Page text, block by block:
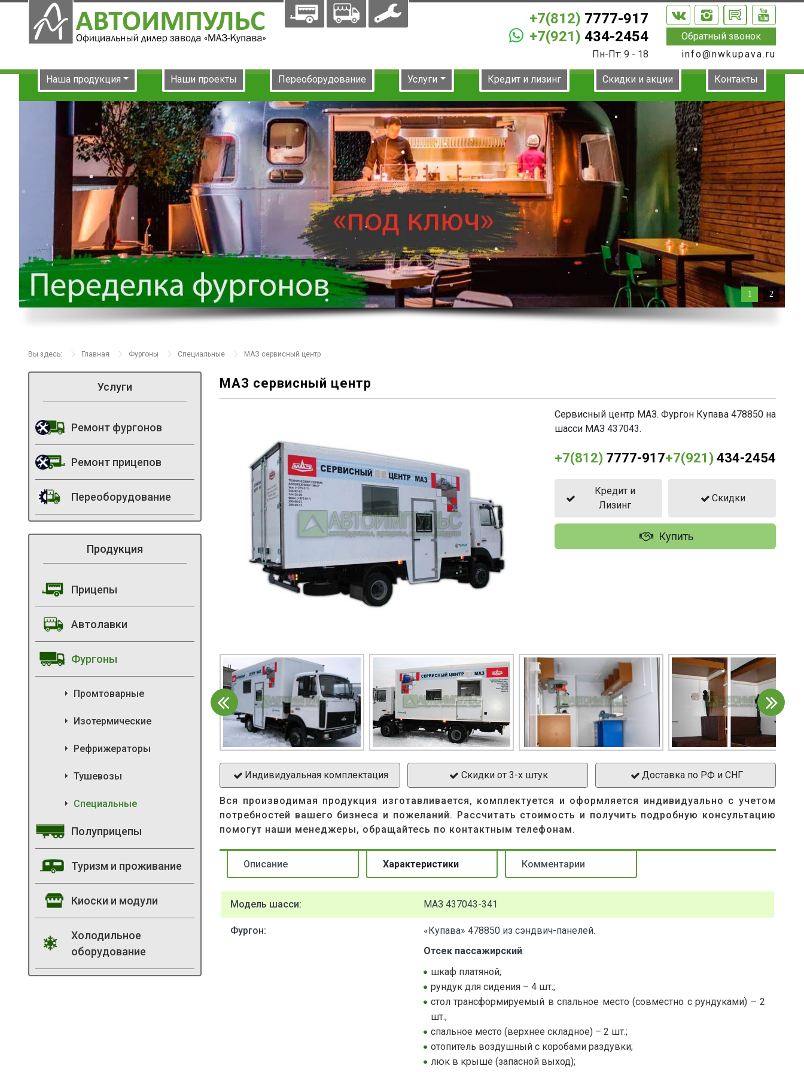
+7(812) 7777-917
+7(921) 434-2454
Пн-Пт: 9 - 18
Обратный звонок
info@nwkupava.ru
Наша продукция Наши проекты Переоборудование Услуги Кредит и лизинг Скидки и акции Контакты
1 2
Вы здесь: Главная Фургоны Специальные МАЗ сервисный центр
Услуги
Ремонт фургонов
Ремонт прицепов
Переоборудование
Продукция
Прицепы
Автолавки
Фургоны
Промтоварные
Изотермические
Рефрижераторы
Тушевозы
Специальные
Полуприцепы
Туризм и проживание
Киоски и модули
Холодильное
оборудование
МАЗ сервисный центр
Сервисный центр МАЗ. Фургон Купава 478850 на
шасси МАЗ 437043.
+7(812) 7777-917+7(921) 434-2454
Кредит и
Лизинг
Скидки
Купить
Индивидуальная комплектация Скидки от 3-х штук Доставка по РФ и СНГ
Вся производимая продукция изготавливается, комплектуется и оформляется индивидуально с учетом
потребностей вашего бизнеса и пожеланий. Рассчитать стоимость и получить подробную консультацию
помогут наши менеджеры, обращайтесь по контактным телефонам.
Описание Характеристики Комментарии
Модель шасси: МАЗ 437043-341
Фургон:
«Купава» 478850 из сэндвич-панелей.
Отсек пассажирский:
шкаф платяной;
рундук для сидения – 4 шт.;
стол трансформируемый в спальное место (совместно с рундуками) – 2
шт.;
спальное место (верхнее складное) – 2 шт.;
отопитель воздушный с коробами раздувки;
люк в крыше (запасной выход);